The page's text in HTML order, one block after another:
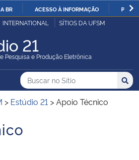
IR
O
BR ACESSO À INFORMAÇÃO
Pública
INTERNATIONAL SÍTIOS DA UFSM
21
Pesquisa e Produção Eletrônica
do Sítio
Busca
Buscar no no Sítio
Busca:
> Estúdio 21 >Apoio Técnico